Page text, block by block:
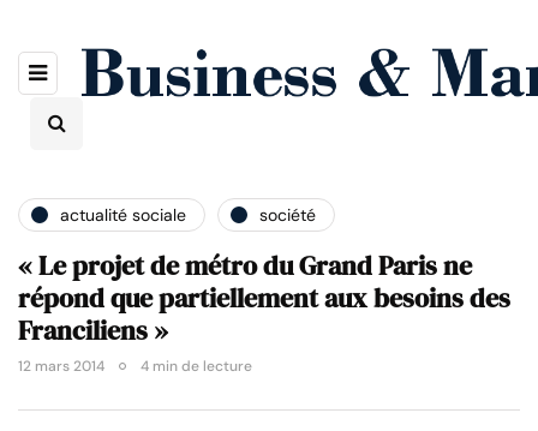
actualité sociale société
« Le projet de métro du Grand Paris ne
répond que partiellement aux besoins des
Franciliens »
12 mars 2014 4 min de lecture